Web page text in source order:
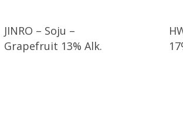
JINRO – Soju –
Grapefruit 13% Alk.